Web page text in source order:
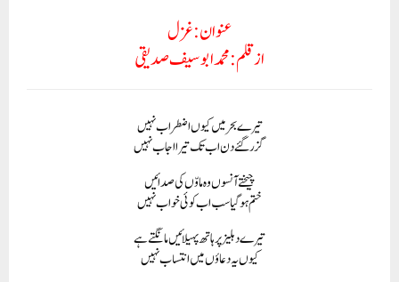
عنوان:غزل
ازقلم: محمد ابوسیف صدیقی
تیرے بحر میں کیوں اضطراب نہیں
گزرگئے دن اب تک تیرا اجاب نہیں
چیختے آنسوں وہ ماوّں کی صدائیں
ختم ہوگیا سب اب کوئی خواب نہیں
تیرے دہلیز پر ہاتھ پہیلائیں مانگتے ہے
کیوں یہ دعاؤں میں ا نتساب نہیں